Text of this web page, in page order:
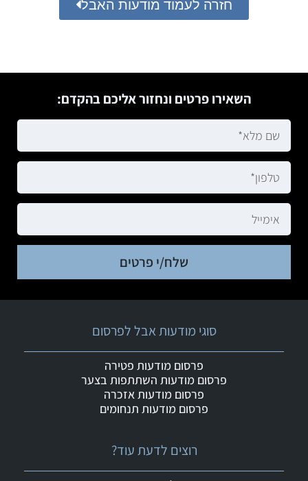
חזרה לעמוד מודעות האבל
השאירו פרטים ונחזור אליכם בהקדם:
שלח/י פרטים
רוצים לדעת עוד?
סוגי מודעות אבל לפרסום
פרסום מודעות פטירה
פרסום מודעות השתתפות בצער
פרסום מודעות אזכרה
פרסום מודעות תנחומים